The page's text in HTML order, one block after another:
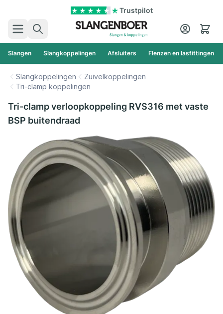
Trustpilot
Zoek
Cart
Slangen Slangkoppelingen Afsluiters Flenzen en lasfittingen
Slangkoppelingen
Zuivelkoppelingen
Tri-clamp koppelingen
Tri-clamp verloopkoppeling RVS316 met vaste
BSP buitendraad